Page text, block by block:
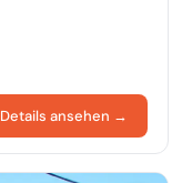
Details ansehen →